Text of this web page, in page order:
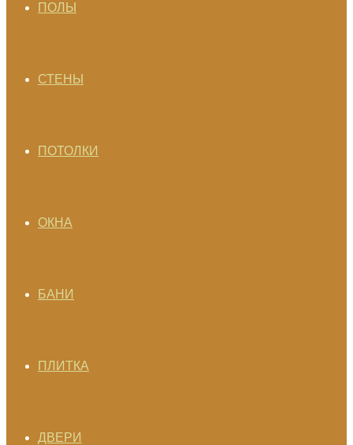
ПОЛЫ
СТЕНЫ
ПОТОЛКИ
ОКНА
БАНИ
ПЛИТКА
ДВЕРИ